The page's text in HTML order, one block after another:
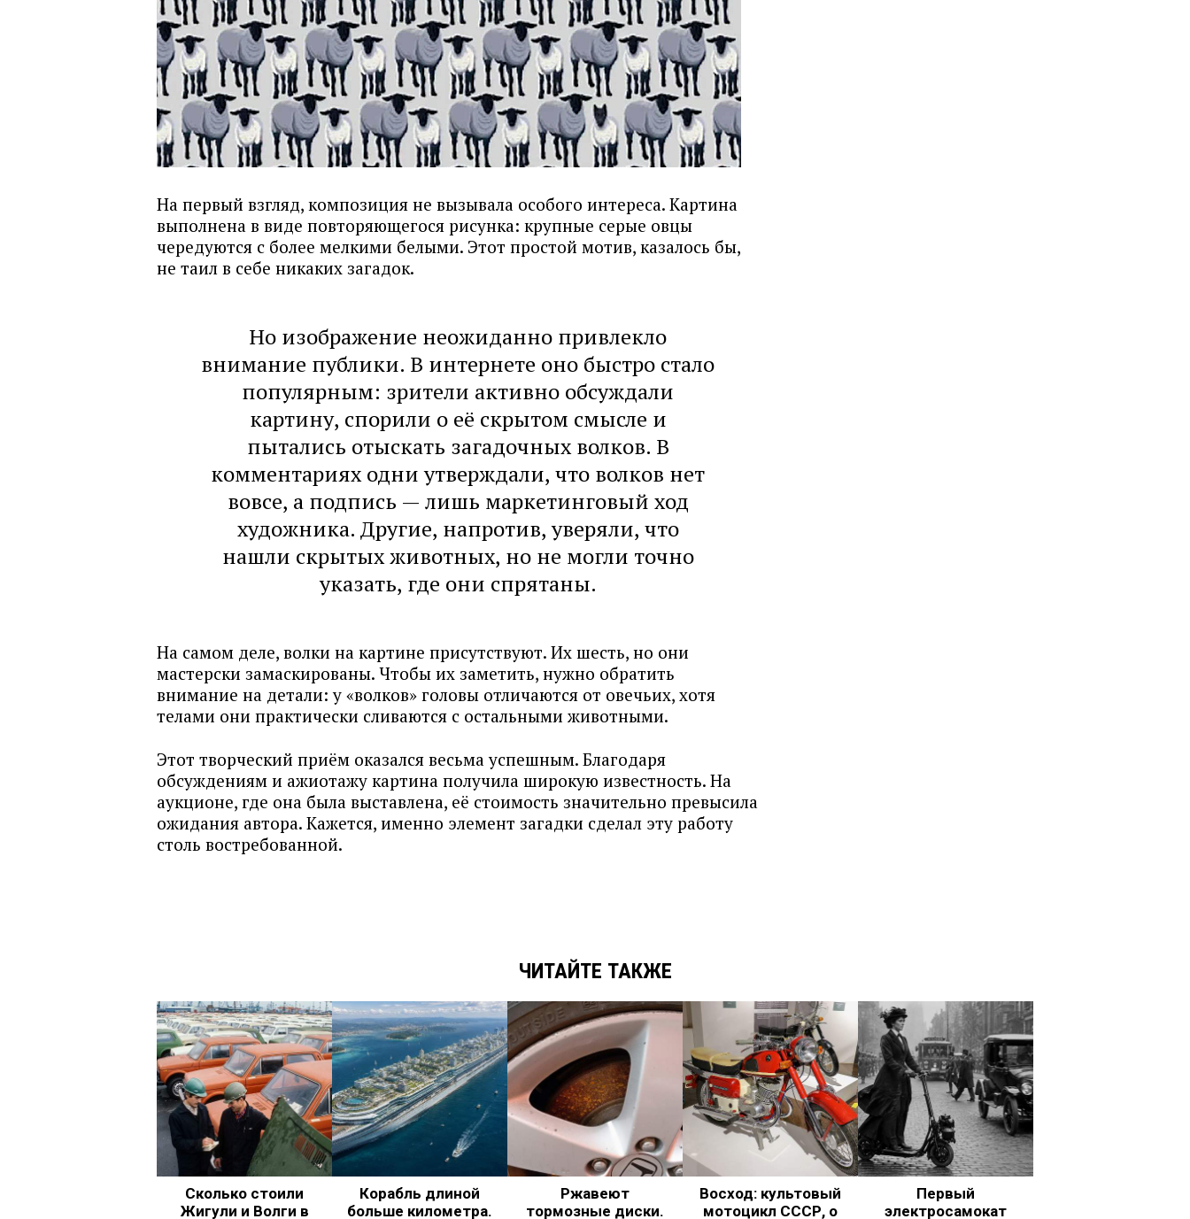
На первый взгляд, композиция не вызывала особого интереса. Картина
выполнена в виде повторяющегося рисунка: крупные серые овцы
чередуются с более мелкими белыми. Этот простой мотив, казалось бы,
не таил в себе никаких загадок.
Но изображение неожиданно привлекло
внимание публики. В интернете оно быстро стало
популярным: зрители активно обсуждали
картину, спорили о её скрытом смысле и
пытались отыскать загадочных волков. В
комментариях одни утверждали, что волков нет
вовсе, а подпись — лишь маркетинговый ход
художника. Другие, напротив, уверяли, что
нашли скрытых животных, но не могли точно
указать, где они спрятаны.
На самом деле, волки на картине присутствуют. Их шесть, но они
мастерски замаскированы. Чтобы их заметить, нужно обратить
внимание на детали: у «волков» головы отличаются от овечьих, хотя
телами они практически сливаются с остальными животными.
Этот творческий приём оказался весьма успешным. Благодаря
обсуждениям и ажиотажу картина получила широкую известность. На
аукционе, где она была выставлена, её стоимость значительно превысила
ожидания автора. Кажется, именно элемент загадки сделал эту работу
столь востребованной.
ЧИТАЙТЕ ТАКЖЕ
Сколько стоили
Жигули и Волги в
Корабль длиной
больше километра.
Ржавеют
тормозные диски.
Восход: культовый
мотоцикл СССР, о
Первый
электросамокат